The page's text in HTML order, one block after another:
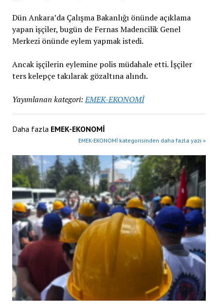
Dün Ankara’da Çalışma Bakanlığı önünde açıklama
yapan işçiler, bugün de Fernas Madencilik Genel
Merkezi önünde eylem yapmak istedi.
Ancak işçilerin eylemine polis müdahale etti. İşçiler
ters kelepçe takılarak gözaltına alındı.
Yayımlanan kategori: EMEK-EKONOMİ
Daha fazla EMEK-EKONOMİ
EMEK-EKONOMİ kategorisinden daha fazla yazı »